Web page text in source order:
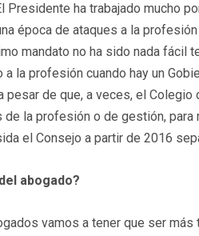
ha trabajado mucho
época de ataques a la
mandato no ha sido nada fácil
la profesión cuando hay un
de que, a veces, el
la profesión o de gestión, para
el Consejo a partir de 2016
abogado?
vamos a tener que ser